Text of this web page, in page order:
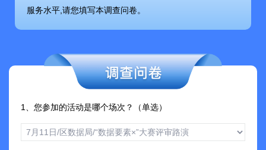
服务水平,请您填写本调查问卷。
1、您参加的活动是哪个场次？（单选）